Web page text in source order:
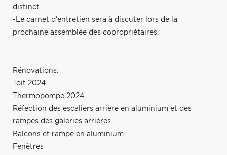
distinct
-Le carnet d'entretien sera à discuter lors de la
prochaine assemblée des copropriétaires.
Rénovations:
Toit 2024
Thermopompe 2024
Réfection des escaliers arrière en aluminium et des
rampes des galeries arrières
Balcons et rampe en aluminium
Fenêtres